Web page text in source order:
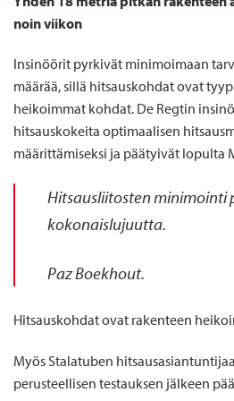
noin viikon
Insinöörit pyrkivät minimoimaan
määrää, sillä hitsauskohdat ovat
heikoimmat kohdat. De Regtin
hitsauskokeita optimaalisen
määrittämiseksi ja päätyivät lopulta
Hitsausliitosten minimointi
kokonaislujuutta.
Paz Boekhout.
Hitsauskohdat ovat rakenteen
Myös Stalatuben
perusteellisen testauksen jälkeen